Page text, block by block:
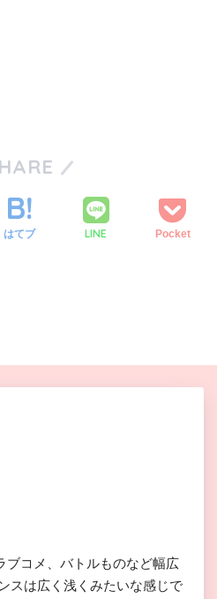
はてブ LINE Pocket
ブコメ、バトルものなど幅広
スは広く浅くみたいな感じで